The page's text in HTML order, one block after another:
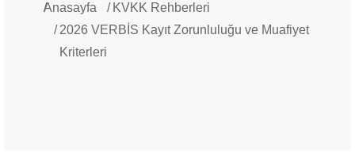
You are here:
Anasayfa
KVKK Rehberleri
2026 VERBİS Kayıt Zorunluluğu ve Muafiyet
Kriterleri